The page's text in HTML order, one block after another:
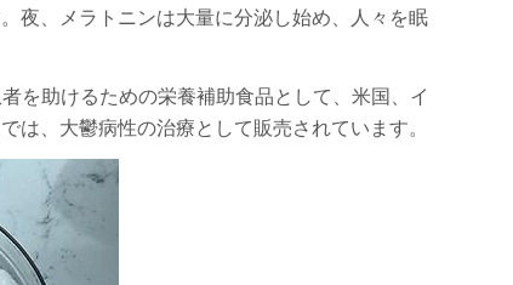
夜、メラトニンは大量に分泌し始め、人々を眠
を助けるための栄養補助食品として、米国、イ
、大鬱病性の治療として販売されています。